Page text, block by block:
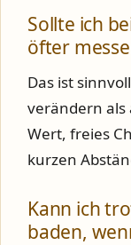
Sollte ich
öfter
Das ist
verändern als
Wert, freies
kurzen
Kann ich
baden,